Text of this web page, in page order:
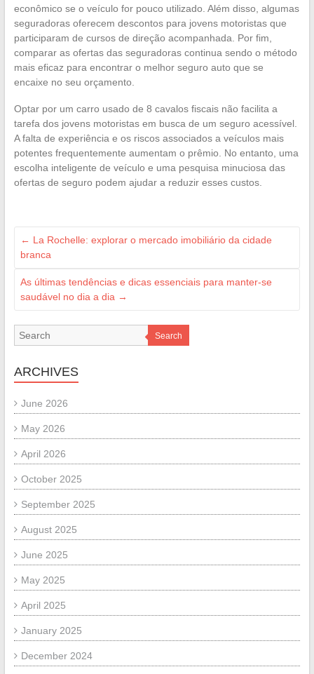
econômico se o veículo for pouco utilizado. Além disso, algumas
seguradoras oferecem descontos para jovens motoristas que
participaram de cursos de direção acompanhada. Por fim,
comparar as ofertas das seguradoras continua sendo o método
mais eficaz para encontrar o melhor seguro auto que se
encaixe no seu orçamento.
Optar por um carro usado de 8 cavalos fiscais não facilita a
tarefa dos jovens motoristas em busca de um seguro acessível.
A falta de experiência e os riscos associados a veículos mais
potentes frequentemente aumentam o prêmio. No entanto, uma
escolha inteligente de veículo e uma pesquisa minuciosa das
ofertas de seguro podem ajudar a reduzir esses custos.
← La Rochelle: explorar o mercado imobiliário da cidade
branca
As últimas tendências e dicas essenciais para manter-se
saudável no dia a dia →
Search
ARCHIVES
June 2026
May 2026
April 2026
October 2025
September 2025
August 2025
June 2025
May 2025
April 2025
January 2025
December 2024